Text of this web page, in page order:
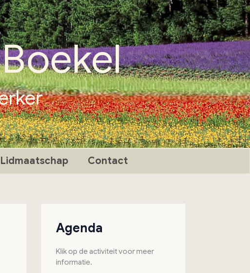
Lidmaatschap Contact
Agenda
Klik op de activiteit voor meer
informatie.